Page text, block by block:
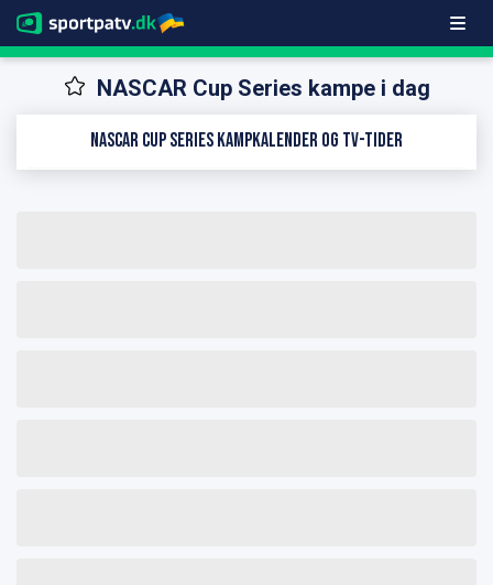
NASCAR Cup Series kampe i dag
NASCAR Cup Series kampkalender og TV-tider